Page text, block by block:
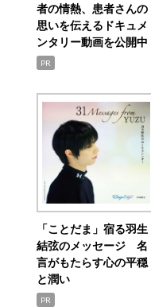
者の情熱、患者さんの
思いを伝えるドキュメ
ンタリー動画を公開中
PR
「ことだま」宿る羽生
結弦のメッセージ 名
言がもたらす心の平穏
と潤い
PR